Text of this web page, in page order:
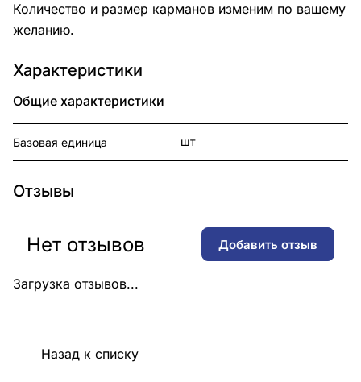
Количество и размер карманов изменим по вашему
желанию.
Характеристики
Общие характеристики
Базовая единица шт
Отзывы
Загрузка отзывов...
Нет отзывов Добавить отзыв
Назад к списку